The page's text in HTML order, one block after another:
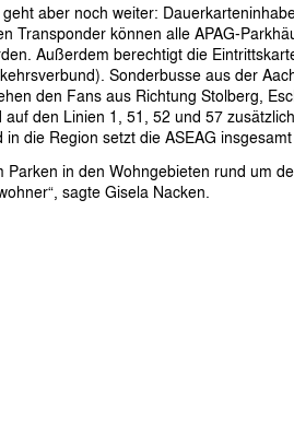
aber noch weiter:
Transponder können alle APAG-
Außerdem berechtigt die
Sonderbusse aus der
den Fans aus Richtung Stolberg,
den Linien 1, 51, 52 und 57
die Region setzt die ASEAG
in den Wohngebieten rund um
sagte Gisela Nacken.